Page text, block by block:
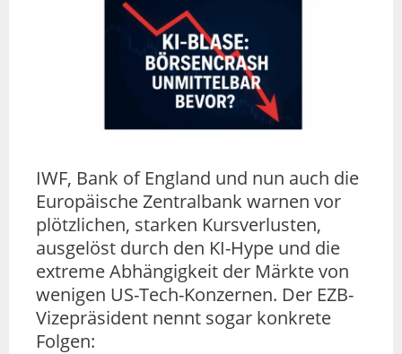
IWF, Bank of England und nun auch die
Europäische Zentralbank warnen vor
plötzlichen, starken Kursverlusten,
ausgelöst durch den KI-Hype und die
extreme Abhängigkeit der Märkte von
wenigen US-Tech-Konzernen. Der EZB-
Vizepräsident nennt sogar konkrete
Folgen: